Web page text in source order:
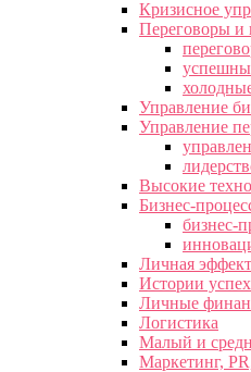
Кризисное
Переговоры и
Управление
Управление
Высокие
Бизнес-
бизнес-
Личная
Истории
Личные
Логистика
Малый и
Маркетинг,